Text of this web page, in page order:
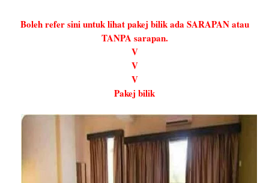
Boleh refer sini untuk lihat pakej bilik ada SARAPAN atau
TANPA sarapan.
V
V
V
Pakej bilik